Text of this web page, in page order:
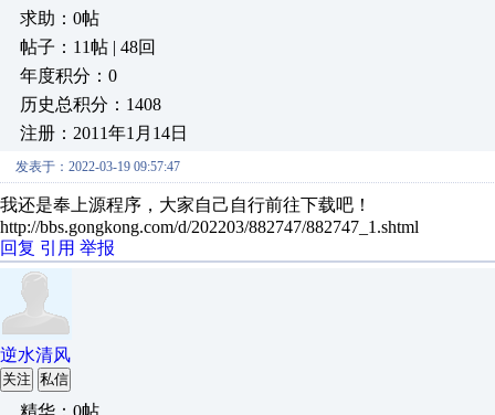
求助：0帖
帖子：11帖 | 48回
年度积分：0
历史总积分：1408
注册：2011年1月14日
发表于：2022-03-19 09:57:47
我还是奉上源程序，大家自己自行前往下载吧！
http://bbs.gongkong.com/d/202203/882747/882747_1.shtml
回复 引用 举报
逆水清风
关注 私信
精华：0帖